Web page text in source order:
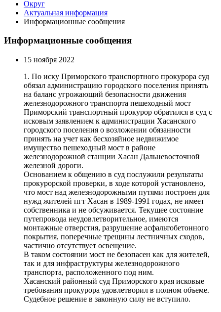
Округ
Актуальная информация
Информационные сообщения
Информационные сообщения
15 ноября 2022
1. По иску Приморского транспортного прокурора суд
обязал администрацию городского поселения принять
на баланс угрожающий безопасности движения
железнодорожного транспорта пешеходный мост
Приморский транспортный прокурор обратился в суд с
исковым заявлением к администрации Хасанского
городского поселения о возложении обязанности
принять на учет как бесхозяйное недвижимое
имущество пешеходный мост в районе
железнодорожной станции Хасан Дальневосточной
железной дороги.
Основанием к общению в суд послужили результаты
прокурорской проверки, в ходе которой установлено,
что мост над железнодорожными путями построен для
нужд жителей пгт Хасан в 1989-1991 годах, не имеет
собственника и не обсуживается. Текущее состояние
путепровода неудовлетворительное, имеются
монтажные отверстия, разрушение асфальтобетонного
покрытия, поперечные трещины лестничных сходов,
частично отсутствует освещение.
В таком состоянии мост не безопасен как для жителей,
так и для инфраструктуры железнодорожного
транспорта, расположенного под ним.
Хасанский районный суд Приморского края исковые
требования прокурора удовлетворил в полном объеме.
Судебное решение в законную силу не вступило.